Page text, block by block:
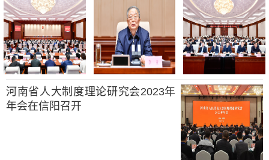
河南省人大制度理论研究会2023年
年会在信阳召开